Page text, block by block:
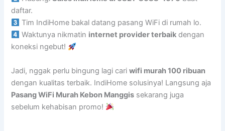
daftar.
Tim IndiHome bakal datang pasang WiFi di rumah lo.
Waktunya nikmatin internet provider terbaik dengan
koneksi ngebut!
Jadi, nggak perlu bingung lagi cariwifi murah 100 ribuan
dengan kualitas terbaik. IndiHome solusinya! Langsung aja
Pasang WiFi Murah Kebon Manggis sekarang juga
sebelum kehabisan promo!